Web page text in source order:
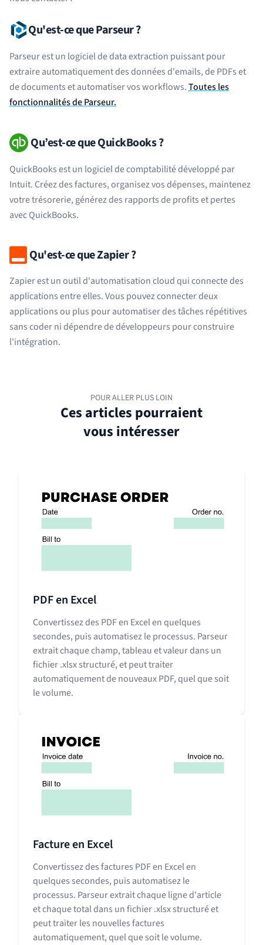
Qu'est-ce que Parseur ?
Parseur est un logiciel de data extraction puissant pour
extraire automatiquement des données d'emails, de PDFs et
de documents et automatiser vos workflows.Toutes les
fonctionnalités de Parseur.
Qu’est-ce que QuickBooks ?
QuickBooks est un logiciel de comptabilité développé par
Intuit. Créez des factures, organisez vos dépenses, maintenez
votre trésorerie, générez des rapports de profits et pertes
avec QuickBooks.
Qu'est-ce que Zapier ?
Zapier est un outil d'automatisation cloud qui connecte des
applications entre elles. Vous pouvez connecter deux
applications ou plus pour automatiser des tâches répétitives
sans coder ni dépendre de développeurs pour construire
l'intégration.
POUR ALLER PLUS LOIN
Ces articles pourraient
vous intéresser
PDF en Excel
Convertissez des PDF en Excel en quelques
secondes, puis automatisez le processus. Parseur
extrait chaque champ, tableau et valeur dans un
fichier .xlsx structuré, et peut traiter
automatiquement de nouveaux PDF, quel que soit
le volume.
Facture en Excel
Convertissez des factures PDF en Excel en
quelques secondes, puis automatisez le
processus. Parseur extrait chaque ligne d'article
et chaque total dans un fichier .xlsx structuré et
peut traiter les nouvelles factures
automatiquement, quel que soit le volume.